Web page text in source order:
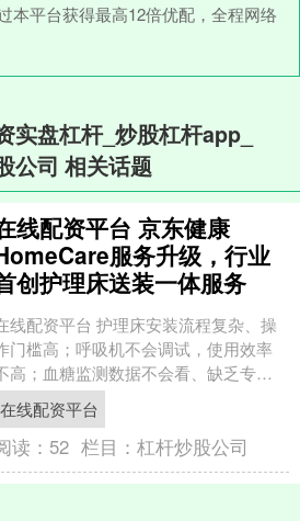
本平台获得最高12倍优配，全程网络
实盘杠杆_炒股杠杆app_
公司 相关话题
线配资平台 京东健康
服务升级，行业
创护理床送装一体服务
线配资平台 护理床安装流程复杂、操
门槛高；呼吸机不会调试，使用效率
高；血糖监测数据不会看、缺乏专业
导…… 当前，随着居家养老、慢病管
理与康复护理需求持续....
在线配资平台
读： 52 栏目：杠杆炒股公司